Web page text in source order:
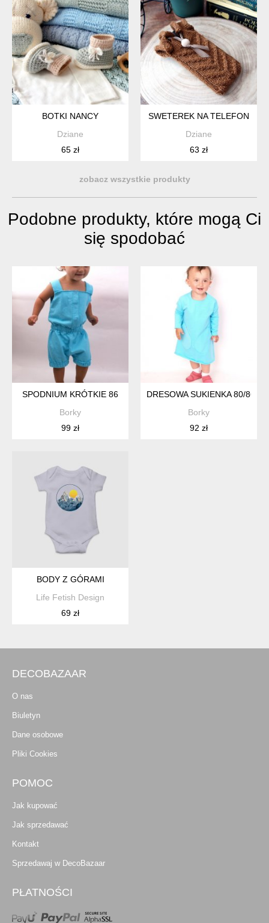
BOTKI NANCY
Dziane
65 zł
SWETEREK NA TELEFON
Dziane
63 zł
zobacz wszystkie produkty
Podobne produkty, które mogą Ci
się spodobać
SPODNIUM KRÓTKIE 86
Borky
99 zł
DRESOWA SUKIENKA 80/86
Borky
92 zł
BODY Z GÓRAMI
Life Fetish Design
69 zł
DECOBAZAAR
O nas
Biuletyn
Dane osobowe
Pliki Cookies
POMOC
Jak kupować
Jak sprzedawać
Kontakt
Sprzedawaj w DecoBazaar
PŁATNOŚCI